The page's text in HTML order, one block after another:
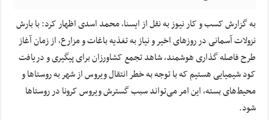
به گزارش کسب و کار نیوز به نقل از ایسنا, محمد اسدی اظهار کرد: با بارش
نزولات آسمانی در روزهای اخیر و نیاز به تغذیه باغات و مزارع، از زمان آغاز
طرح فاصله گذاری هوشمند، شاهد تجمع کشاورزان برای پیگیری و دریافت
کود شیمیایی هستیم که با توجه به خطر انتقال ویروس از شهر به روستاها و
محیط‌های بسته، این امر می‌تواند سبب گسترش ویروس کرونا در روستاها
شود.